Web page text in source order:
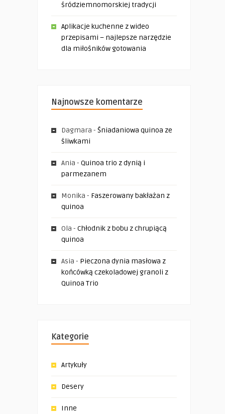
śródziemnomorskiej tradycji
Aplikacje kuchenne z wideo
przepisami – najlepsze narzędzie
dla miłośników gotowania
Najnowsze komentarze
Dagmara - Śniadaniowa quinoa ze
śliwkami
Ania - Quinoa trio z dynią i
parmezanem
Monika - Faszerowany bakłażan z
quinoa
Ola - Chłodnik z bobu z chrupiącą
quinoa
Asia - Pieczona dynia masłowa z
końcówką czekoladowej granoli z
Quinoa Trio
Kategorie
Artykuły
Desery
Inne